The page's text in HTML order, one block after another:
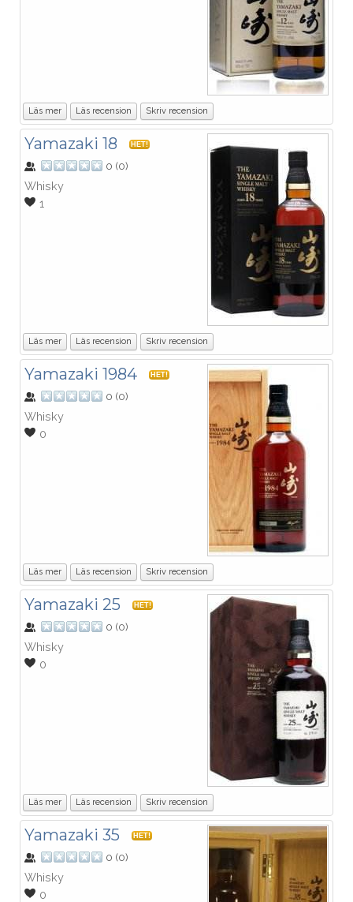
Läs mer Läs recension Skriv recension
Yamazaki 18 HET!
0 (0)
Whisky
1
Läs mer Läs recension Skriv recension
Yamazaki 1984 HET!
0 (0)
Whisky
0
Läs mer Läs recension Skriv recension
Yamazaki 25 HET!
0 (0)
Whisky
0
Läs mer Läs recension Skriv recension
Yamazaki 35 HET!
0 (0)
Whisky
0